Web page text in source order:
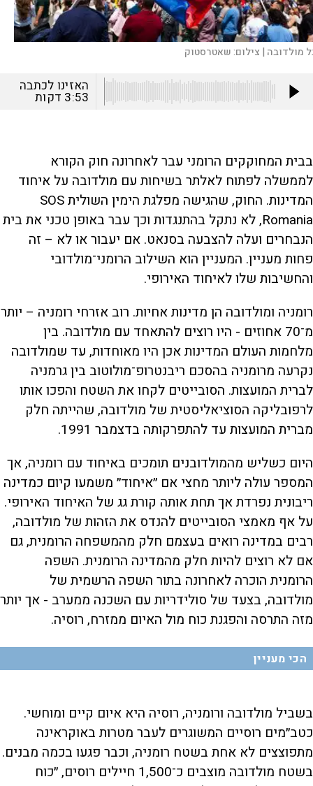
מולדובה | צילום:שאטרסטוק
האזינו לכתבה
3:53 דקות
בבית המחוקקים הרומני עבר לאחרונה חוק הקורא
לממשלה לפתוח לאלתר בשיחות עם מולדובה על איחוד
המדינות. החוק, שהגישה מפלגת הימין השולית SOS
Romania, לא נתקל בהתנגדות וכך עבר באופן טכני את בית
הנבחרים ועלה להצבעה בסנאט. אם יעבור או לא – זה
פחות מעניין. המעניין הוא השילוב הרומני־מולדובי
והחשיבות שלו לאיחוד האירופי.
רומניה ומולדובה הן מדינות אחיות. רוב אזרחי רומניה – יותר
מ־70 אחוזים - היו רוצים להתאחד עם מולדובה. בין
מלחמות העולם המדינות אכן היו מאוחדות, עד שמולדובה
נקרעה מרומניה בהסכם ריבנטרופ־מולוטוב בין גרמניה
לברית המועצות. הסובייטים לקחו את השטח והפכו אותו
לרפובליקה הסוציאליסטית של מולדובה, שהייתה חלק
מברית המועצות עד להתפרקותה בדצמבר 1991.
היום כשליש מהמולדובנים תומכים באיחוד עם רומניה, אך
המספר עולה ליותר מחצי אם ״איחוד״ משמעו קיום כמדינה
ריבונית נפרדת אך תחת אותה קורת גג של האיחוד האירופי.
על אף מאמצי הסובייטים להנדס את הזהות של מולדובה,
רבים במדינה רואים בעצמם חלק מהמשפחה הרומנית, גם
אם לא רוצים להיות חלק מהמדינה הרומנית. השפה
הרומנית הוכרה לאחרונה בתור השפה הרשמית של
מולדובה, בצעד של סולידריות עם השכנה ממערב - אך יותר
מזה התרסה והפגנת כוח מול האיום ממזרח, רוסיה.
הכי מעניין
בשביל מולדובה ורומניה, רוסיה היא איום קיים ומוחשי.
כטב״מים רוסיים המשוגרים לעבר מטרות באוקראינה
מתפוצצים לא אחת בשטח רומניה, וכבר פגעו בכמה מבנים.
בשטח מולדובה מוצבים כ־1,500 חיילים רוסים, ״כוח